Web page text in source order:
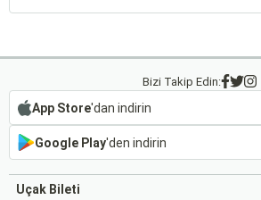
Bizi Takip Edin:
App Store'dan indirin
Google Play'den indirin
Uçak Bileti